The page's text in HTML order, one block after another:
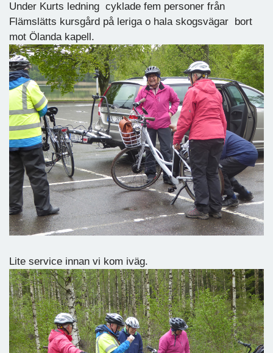
Under Kurts ledning cyklade fem personer från
Flämslätts kursgård på leriga o hala skogsvägar bort
mot Ölanda kapell.
Lite service innan vi kom iväg.